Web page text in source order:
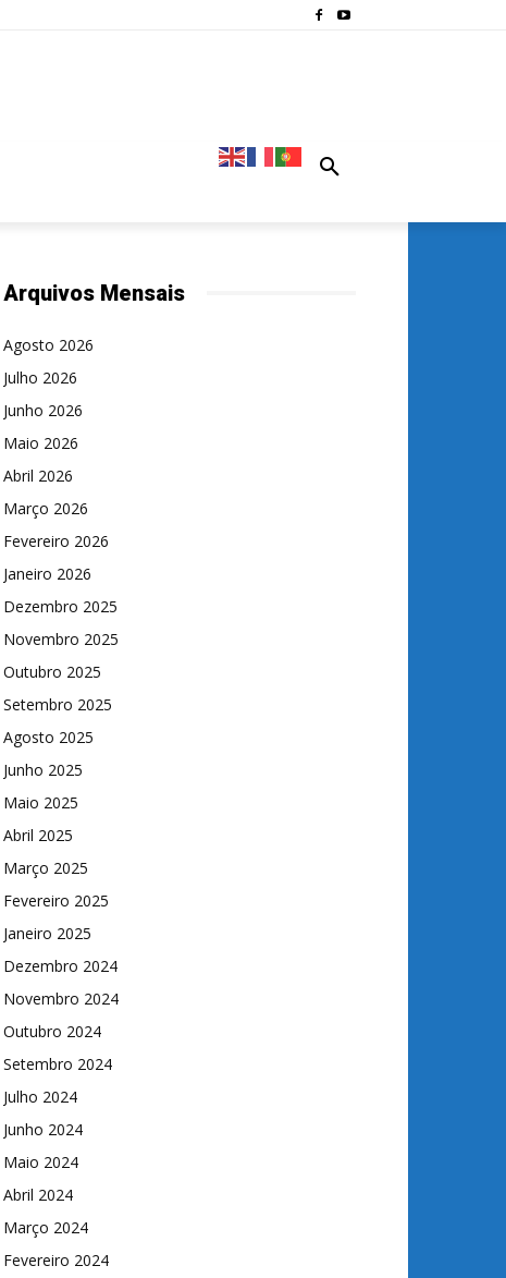
Arquivos Mensais
Agosto 2026
Julho 2026
Junho 2026
Maio 2026
Abril 2026
Março 2026
Fevereiro 2026
Janeiro 2026
Dezembro 2025
Novembro 2025
Outubro 2025
Setembro 2025
Agosto 2025
Junho 2025
Maio 2025
Abril 2025
Março 2025
Fevereiro 2025
Janeiro 2025
Dezembro 2024
Novembro 2024
Outubro 2024
Setembro 2024
Julho 2024
Junho 2024
Maio 2024
Abril 2024
Março 2024
Fevereiro 2024